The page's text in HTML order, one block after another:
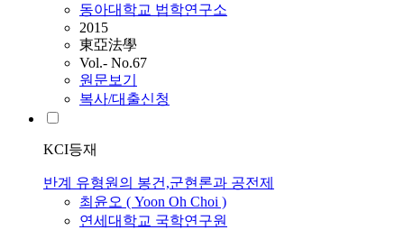
동아대학교 법학연구소
2015
東亞法學
Vol.- No.67
원문보기
복사/대출신청
KCI등재
반계 유형원의 봉건,군현론과 공전제
최윤오 ( Yoon Oh Choi )
연세대학교 국학연구원